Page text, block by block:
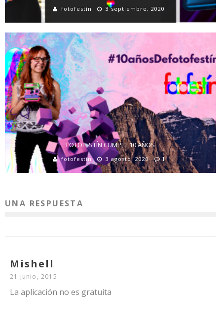
fotofestín 3 septiembre, 2020
FOTOFESTÍN CUMPLE 10 AÑOS
fotofestín 3 agosto, 2020 1
UNA RESPUESTA
Mishell
21 junio, 2015
La aplicación no es gratuita